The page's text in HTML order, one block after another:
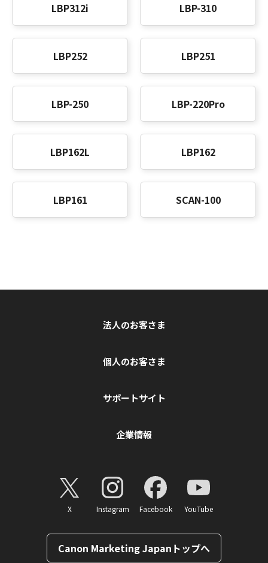
LBP312i LBP-310
LBP252 LBP251
LBP-250 LBP-220Pro
LBP162L LBP162
LBP161 SCAN-100
法人のお客さま
個人のお客さま
サポートサイト
企業情報
X Instagram Facebook YouTube
Canon Marketing Japanトップへ